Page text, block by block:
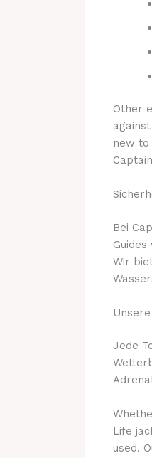
Other
new to
Bei
Wir
Jede
Life
used.